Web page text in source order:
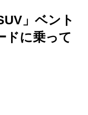
」ベント
ドに乗って